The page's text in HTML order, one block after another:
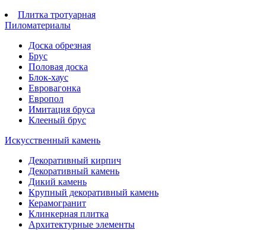
Плитка тротуарная
Пиломатериалы
Доска обрезная
Брус
Половая доска
Блок-хаус
Евровагонка
Европол
Имитация бруса
Клееный брус
Искусственный камень
Декоративный кирпич
Декоративный камень
Дикий камень
Крупный декоративный камень
Керамогранит
Клинкерная плитка
Архитектурные элементы